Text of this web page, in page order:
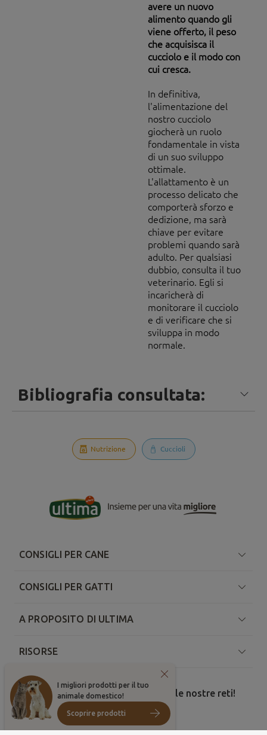
avere un nuovo
alimento quando gli
viene offerto, il peso
che acquisisca il
cucciolo e il modo con
cui cresca.
In definitiva,
l'alimentazione del
nostro cucciolo
giocherà un ruolo
fondamentale in vista
di un suo sviluppo
ottimale.
L'allattamento è un
processo delicato che
comporterà sforzo e
dedizione, ma sarà
chiave per evitare
problemi quando sarà
adulto. Per qualsiasi
dubbio, consulta il tuo
veterinario. Egli si
incaricherà di
monitorare il cucciolo
e di verificare che si
sviluppa in modo
normale.
Bibliografia consultata:
Nutrizione Cuccioli
I migliori prodotti per il tuo
animale domestico!
Scoprire prodotti
CONSIGLI PER CANE
CONSIGLI PER GATTI
A PROPOSITO DI ULTIMA
RISORSE
Condividi le tue foto migliori sulle nostre reti!